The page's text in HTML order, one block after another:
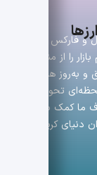
و فارکس است
را از منابع
به‌روز همراه
تحولات
ما کمک به
دنیای کریپتو